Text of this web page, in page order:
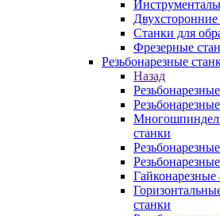
Станки для
Фрезерные
Резьбонарезные
Назад
станки
Гайконарезные
станки